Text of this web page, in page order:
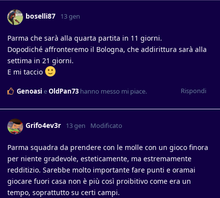
boselli87 13 gen
Parma che sarà alla quarta partita in 11 giorni.
Dopodiché affronteremo il Bologna, che addirittura sarà alla
settima in 21 giorni.
E mi taccio
Rispondi
Genoasi eOldPan73 hanno messo mi piace.
Grifo4ev3r 13 gen Modificato
Parma squadra da prendere con le molle con un gioco finora
per niente gradevole, esteticamente, ma estremamente
redditizio. Sarebbe molto importante fare punti e oramai
giocare fuori casa non è più così proibitivo come era un
tempo, soprattutto su certi campi.